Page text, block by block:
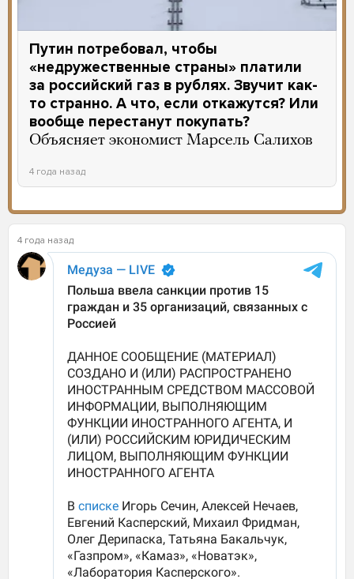
Путин потребовал, чтобы
«недружественные страны» платили
за российский газ в рублях. Звучит как-
то странно. А что, если откажутся? Или
вообще перестанут покупать?
Объясняет экономист Марсель Салихов
4 года назад
4 года назад